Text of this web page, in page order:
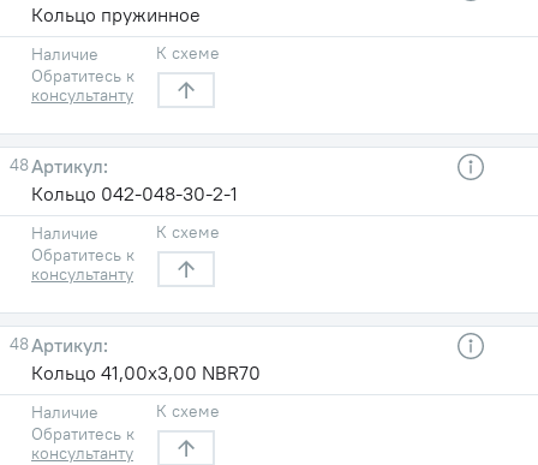
Кольцо пружинное
Наличие
Обратитесь к
консультанту
К схеме
48
Кольцо 042-048-30-2-1
Наличие
Обратитесь к
консультанту
К схеме
48
Кольцо 41,00х3,00 NBR70
Наличие
Обратитесь к
консультанту
К схеме